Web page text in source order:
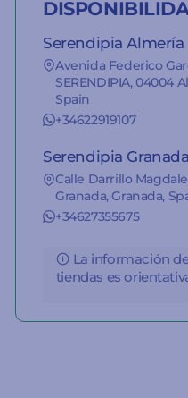
Serendipia Almería
Avenida Federico
SERENDIPIA, 04004
Spain
+34622919107
Serendipia Granada
Calle Darrillo
Granada, Granada,
+34627355675
La información
tiendas es